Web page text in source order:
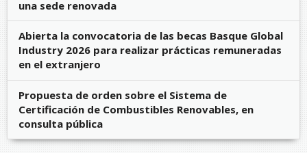
una sede renovada
Abierta la convocatoria de las becas Basque Global
Industry 2026 para realizar prácticas remuneradas
en el extranjero
Propuesta de orden sobre el Sistema de
Certificación de Combustibles Renovables, en
consulta pública